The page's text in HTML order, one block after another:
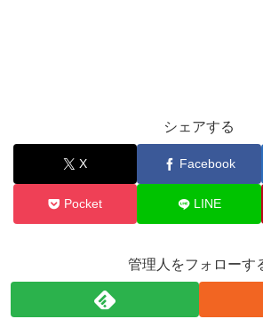
シェアする
X Facebook
Pocket LINE
管理人をフォローす